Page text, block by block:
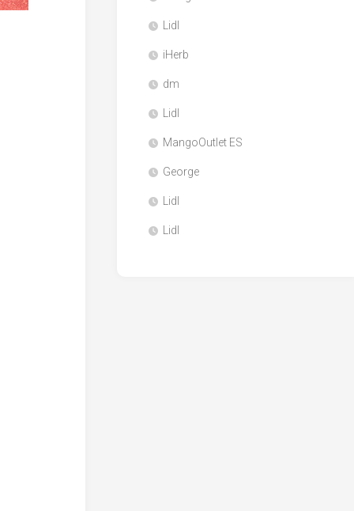
Lidl
iHerb
dm
Lidl
MangoOutlet ES
George
Lidl
Lidl